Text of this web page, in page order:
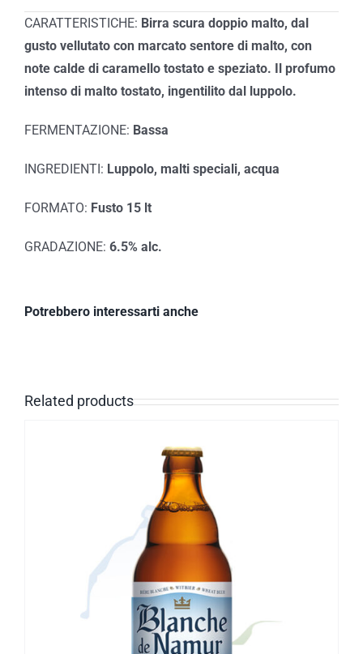
CARATTERISTICHE: Birra scura doppio malto, dal
gusto vellutato con marcato sentore di malto, con
note calde di caramello tostato e speziato. Il profumo
intenso di malto tostato, ingentilito dal luppolo.
FERMENTAZIONE: Bassa
INGREDIENTI: Luppolo, malti speciali, acqua
FORMATO: Fusto 15 lt
GRADAZIONE: 6.5% alc.
Potrebbero interessarti anche
Related products